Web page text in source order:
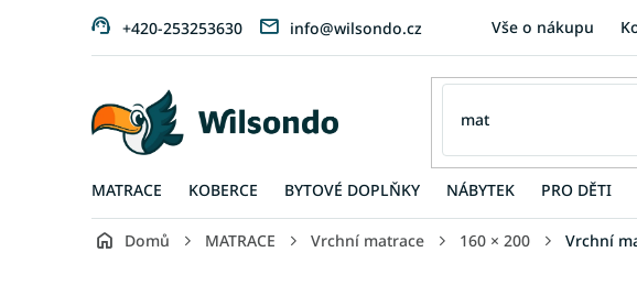
+420-253253630 info@wilsondo.cz Vše o nákupu
MATRACE KOBERCE BYTOVÉ DOPLŇKY NÁBYTEK PRO DĚTI
Domů MATRACE Vrchní matrace 160 × 200 Vrchní